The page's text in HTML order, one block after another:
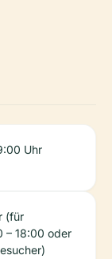
Uhr
(für
– 18:00 oder